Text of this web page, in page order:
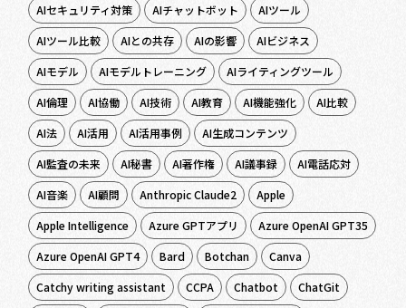
AIセキュリティ対策
AIチャットボット
AIツール
AIツール比較
AIとの共存 AIの影響
AIビジネス
AIモデル
AIモデルトレーニング
AIライティングツール
AI倫理
AI協働 AI技術 AI教育 AI機能強化
AI比較
AI法
AI活用 AI活用事例
AI生成コンテンツ
AI監査の未来
AI秘書 AI著作権 AI議事録
AI電話応対
AI音楽
AI顧問 Anthropic Claude2
Apple
Apple Intelligence
Azure GPTアプリ
Azure OpenAI GPT35
Azure OpenAI GPT4
Bard Botchan
Canva
Catchy writing assistant
CCPA Chatbot
ChatGit